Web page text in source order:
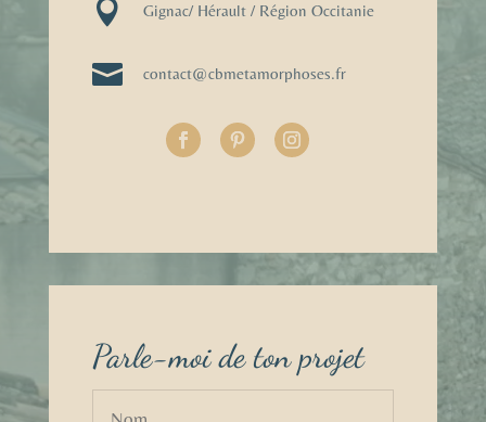
 Gignac/ Hérault / Région Occitanie
 contact@cbmetamorphoses.fr
Parle-moi de ton projet